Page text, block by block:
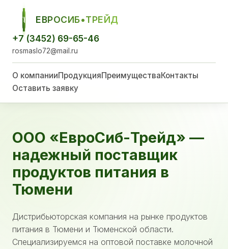
ЕСТ
ЕВРОСИБ•ТРЕЙД
+7 (3452) 69-65-46
rosmaslo72@mail.ru
О компанииПродукцияПреимуществаКонтакты
Оставить заявку
ООО «ЕвроСиб-Трейд» —
надежный поставщик
продуктов питания в
Тюмени
Дистрибьюторская компания на рынке продуктов
питания в Тюмени и Тюменской области.
Специализируемся на оптовой поставке молочной